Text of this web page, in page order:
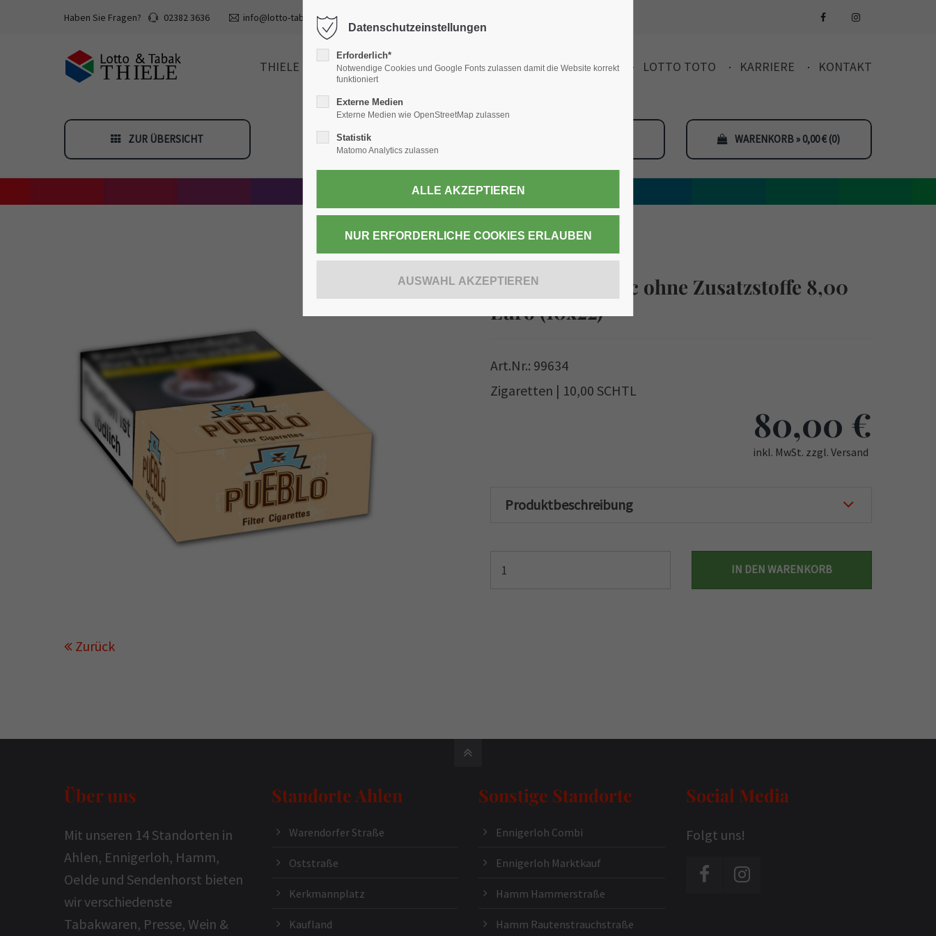
Haben Sie Fragen? 02382 3636 info@lotto-tabak-thiele.de
THIELE TABAK PRESSE WEIN & SPIRITUOSEN POST LOTTO TOTO KARRIERE KONTAKT
ZUR ÜBERSICHT WARENKORB » 0,00€(0)
PUEBLO Classic ohne Zusatzstoffe 8,00
Euro (10x22)
Art.Nr.: 99634
Zigaretten | 10,00 SCHTL
80,00 €
inkl. MwSt. zzgl. Versand
Produktbeschreibung
Zurück
Über uns
Mit unseren 14 Standorten in
Ahlen, Ennigerloh, Hamm,
Oelde und Sendenhorst bieten
wir verschiedenste
Tabakwaren, Presse, Wein &
Standorte Ahlen
Warendorfer Straße
Oststraße
Kerkmannplatz
Kaufland
Sonstige Standorte
Ennigerloh Combi
Ennigerloh Marktkauf
Hamm Hammerstraße
Hamm Rautenstrauchstraße
Social Media
Folgt uns!
Datenschutzeinstellungen
Erforderlich*
Notwendige Cookies und Google Fonts zulassen damit die Website korrekt
funktioniert
Externe Medien
Externe Medien wie OpenStreetMap zulassen
Statistik
Matomo Analytics zulassen